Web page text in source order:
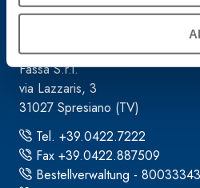
Fassa S.r.l.
via Lazzaris, 3
31027 Spresiano (TV)
Tel. +39.0422.7222
Fax +39.0422.887509
Bestellverwaltung -